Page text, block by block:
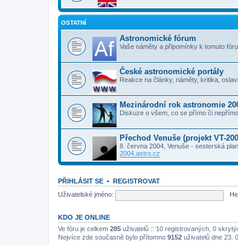
OSTATNÍ
Astronomické fórum
Vaše náměty a připomínky k tomuto fóru.
České astronomické portály
Reakce na články, náměty, kritika,
Mezinárodní rok astronomie
Diskuze o všem, co se přímo či
Přechod Venuše (projekt VT-
8. června 2004, Venuše - sesterská
2004.astro.cz
PŘIHLÁSIT SE • REGISTROVAT
Uživatelské jméno:
KDO JE ONLINE
Ve fóru je celkem 285 uživatelů :: 10 registrovaných, 0
Nejvíce zde současně bylo přítomno 9152 uživatelů dne 23.